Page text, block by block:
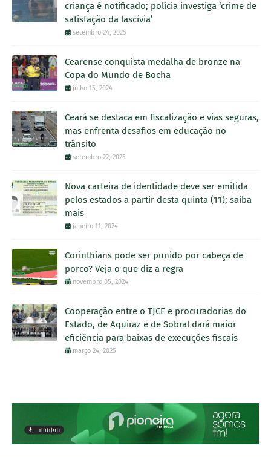
criança é notificado; polícia investiga ‘crime de
satisfação da lascívia’
setembro 24, 2025
Cearense conquista medalha de bronze na
Copa do Mundo de Bocha
julho 15, 2024
Ceará se destaca em fiscalização e vias seguras,
mas enfrenta desafios em educação no
trânsito
setembro 22, 2025
Nova carteira de identidade deve ser emitida
pelos estados a partir desta quinta (11); saiba
mais
janeiro 11, 2024
Corinthians pode ser punido por cabeça de
porco? Veja o que diz a regra
novembro 05, 2024
Cooperação entre o TJCE e procuradorias do
Estado, de Aquiraz e de Sobral dará maior
eficiência para baixas de execuções fiscais
março 24, 2025